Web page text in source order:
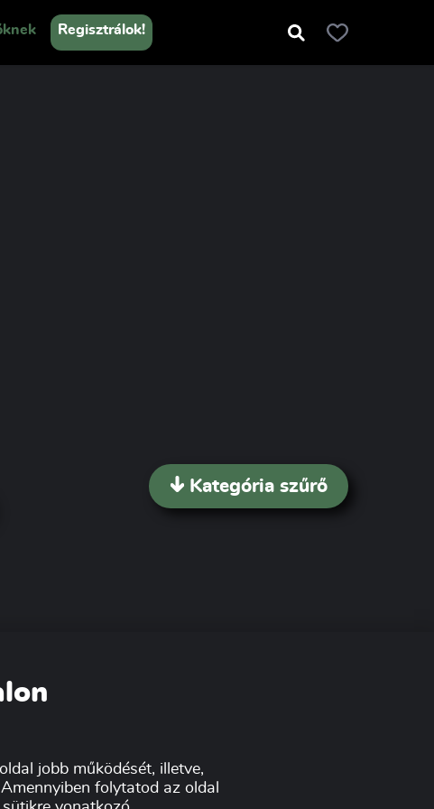
Regisztrálok!
Kategória szűrő
jobb működését, illetve,
folytatod az oldal